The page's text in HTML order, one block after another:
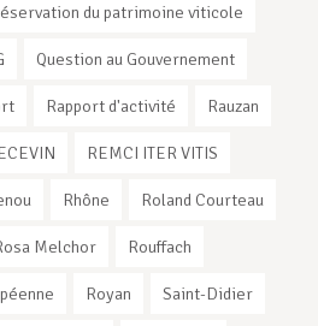
du patrimoine viticole
Question au Gouvernement
Rapport d'activité Rauzan
REMCI ITER VITIS
Rhône Roland Courteau
Melchor Rouffach
Royan Saint-Didier